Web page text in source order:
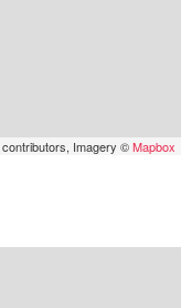
contributors, Imagery ©Mapbox